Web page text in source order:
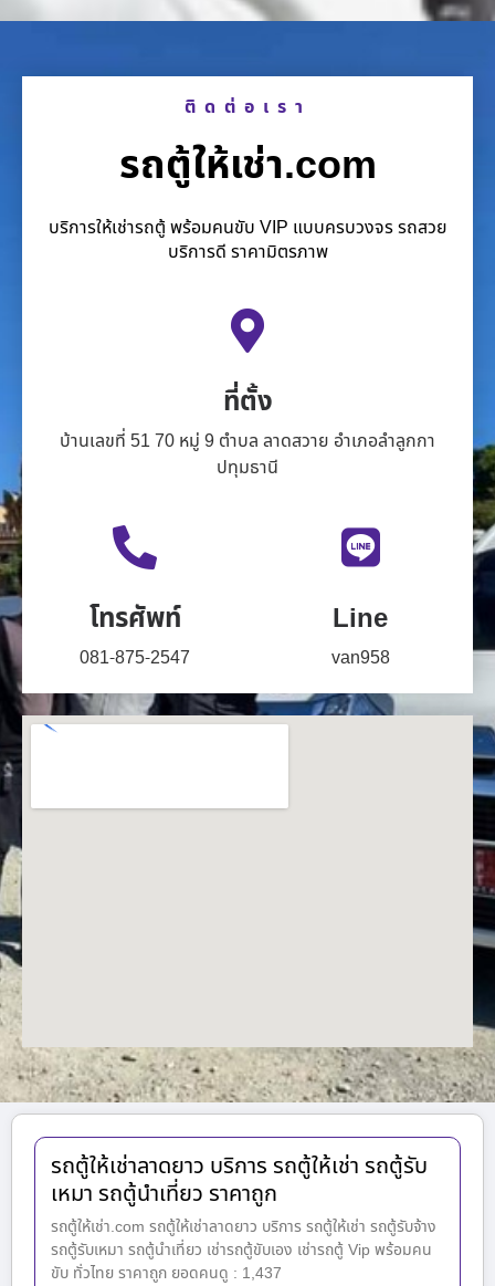
ติดต่อเรา
รถตู้ให้เช่า.com
บริการให้เช่ารถตู้ พร้อมคนขับ VIP แบบครบวงจร รถสวย
บริการดี ราคามิตรภาพ
ที่ตั้ง
บ้านเลขที่ 51 70 หมู่ 9 ตำบล ลาดสวาย อำเภอลำลูกกา
ปทุมธานี
โทรศัพท์
081-875-2547
Line
van958
รถตู้ให้เช่าลาดยาว บริการ รถตู้ให้เช่า รถตู้รับ
เหมา รถตู้นำเที่ยว ราคาถูก
รถตู้ให้เช่า.com รถตู้ให้เช่าลาดยาว บริการ รถตู้ให้เช่า รถตู้รับจ้าง
รถตู้รับเหมา รถตู้นำเที่ยว เช่ารถตู้ขับเอง เช่ารถตู้ Vip พร้อมคน
ขับ ทั่วไทย ราคาถูก ยอดคนดู : 1,437